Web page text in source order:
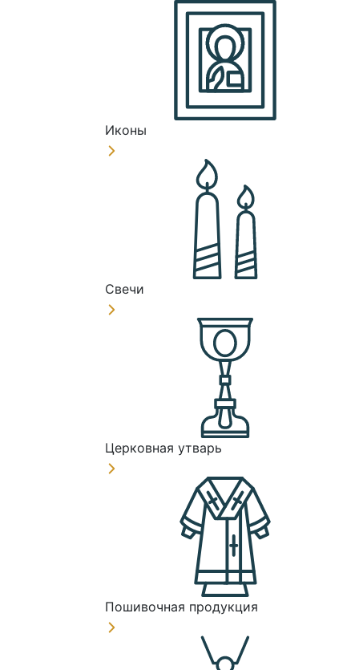
Иконы
Свечи
Церковная утварь
Пошивочная продукция